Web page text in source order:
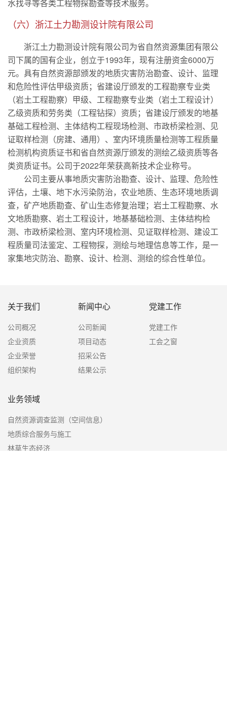
水找寻等各类工程物探勘查等技术服务。
（六）浙江土力勘测设计院有限公司
浙江土力勘测设计院有限公司为省自然资源集团有限公
司下属的国有企业，创立于1993年，现有注册资金6000万
元。具有自然资源部颁发的地质灾害防治勘查、设计、监理
和危险性评估甲级资质；省建设厅颁发的工程勘察专业类
（岩土工程勘察）甲级、工程勘察专业类（岩土工程设计）
乙级资质和劳务类（工程钻探）资质；省建设厅颁发的地基
基础工程检测、主体结构工程现场检测、市政桥梁检测、见
证取样检测（房建、通用）、室内环境质量检测等工程质量
检测机构资质证书和省自然资源厅颁发的测绘乙级资质等各
类资质证书。公司于2022年荣获高新技术企业称号。
公司主要从事地质灾害防治勘查、设计、监理、危险性
评估，土壤、地下水污染防治，农业地质、生态环境地质调
查，矿产地质勘查、矿山生态修复治理；岩土工程勘察、水
文地质勘察、岩土工程设计，地基基础检测、主体结构检
测、市政桥梁检测、室内环境检测、见证取样检测、建设工
程质量司法鉴定、工程物探，测绘与地理信息等工作，是一
家集地灾防治、勘察、设计、检测、测绘的综合性单位。
关于我们
公司概况
企业资质
企业荣誉
组织架构
新闻中心
公司新闻
项目动态
招采公告
结果公示
党建工作
党建工作
工会之窗
业务领域
自然资源调查监测（空间信息）
地质综合服务与施工
林草生态经济